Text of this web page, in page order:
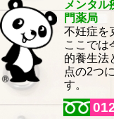
メンタル
門薬局
不妊症を
ここでは
的養生法
点の2つ
す。